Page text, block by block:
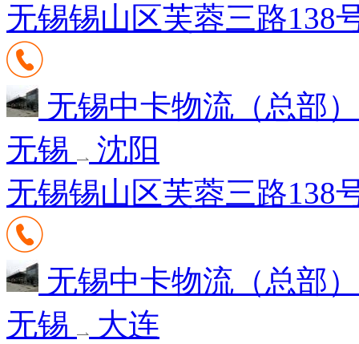
无锡锡山区芙蓉三路138
无锡中卡物流（总部
无锡
沈阳
无锡锡山区芙蓉三路138
无锡中卡物流（总部
无锡
大连